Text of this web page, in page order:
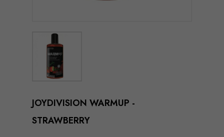
JOYDIVISION WARMUP -
STRAWBERRY